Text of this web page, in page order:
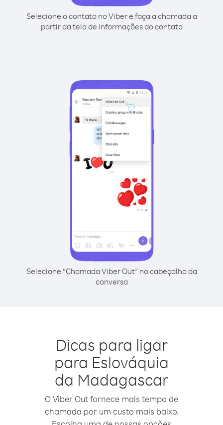
Selecione o contato no Viber e faça a chamada a
partir da tela de informações do contato
Selecione “Chamada Viber Out” no cabeçalho da
conversa
Dicas para ligar
para Eslováquia
da Madagascar
O Viber Out fornece mais tempo de
chamada por um custo mais baixo.